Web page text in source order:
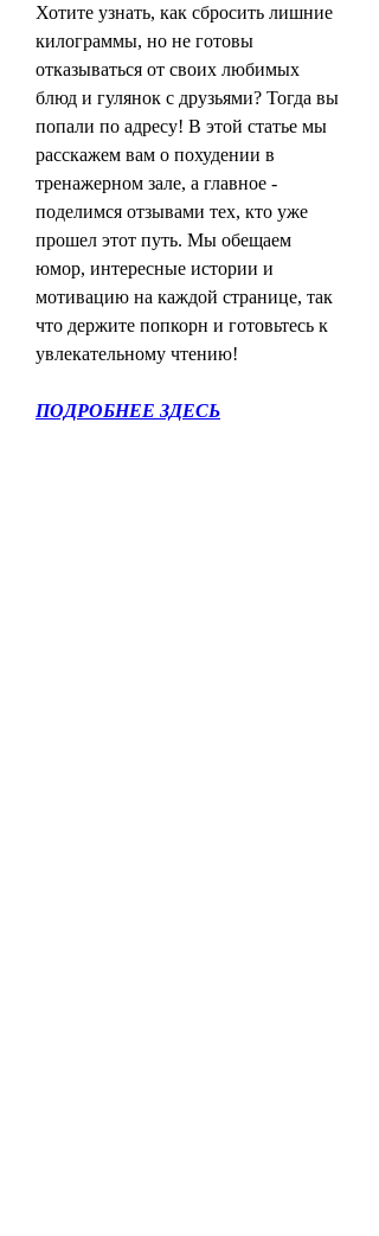
Хотите узнать, как сбросить лишние
килограммы, но не готовы
отказываться от своих любимых
блюд и гулянок с друзьями? Тогда вы
попали по адресу! В этой статье мы
расскажем вам о похудении в
тренажерном зале, а главное -
поделимся отзывами тех, кто уже
прошел этот путь. Мы обещаем
юмор, интересные истории и
мотивацию на каждой странице, так
что держите попкорн и готовьтесь к
увлекательному чтению!
ПОДРОБНЕЕ ЗДЕСЬ